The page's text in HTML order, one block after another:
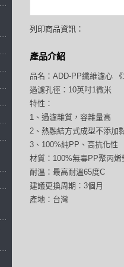
列印商品資訊：
產品介紹
品名：ADD-PP纖維濾心
過濾孔徑：10英吋1微米
特性：
1、過濾雜質，容雜量高
2、熱融結方式成型不添加
3、100%純PP、高抗化性
材質：100%無毒PP聚丙烯
耐溫：最高耐溫65度C
建議更換周期：3個月
產地：台灣